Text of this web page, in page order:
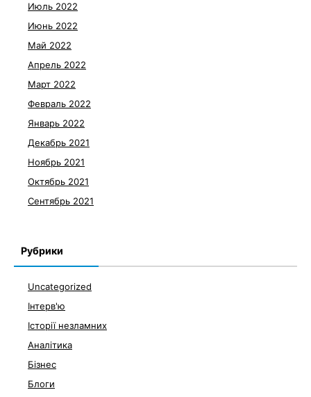
Июль 2022
Июнь 2022
Май 2022
Апрель 2022
Март 2022
Февраль 2022
Январь 2022
Декабрь 2021
Ноябрь 2021
Октябрь 2021
Сентябрь 2021
Рубрики
Uncategorized
Інтерв'ю
Історії незламних
Аналітика
Бізнес
Блоги